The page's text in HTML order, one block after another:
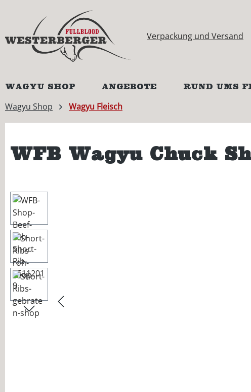
Zur Hauptnavigation springen
Verpackung und Versand
WAGYU SHOP ANGEBOTE RUND UMS
Wagyu Shop
Wagyu Fleisch
WFB Wagyu Chuck
Bildergalerie überspringen